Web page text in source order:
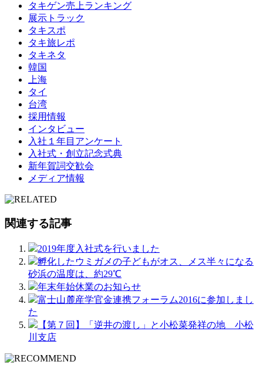
タキゲン売上ランキング
展示トラック
タキスポ
タキ旅レポ
タキネタ
韓国
上海
タイ
台湾
採用情報
インタビュー
入社１年目アンケート
入社式・創立記念式典
新年賀詞交歓会
メディア情報
関連する記事
2019年度入社式を行いました
孵化したウミガメの子どもがオス、メス半々になる
砂浜の温度は、約29℃
年末年始休業のお知らせ
富士山麓産学官金連携フォーラム2016に参加しまし
た
【第７回】「逆井の渡し」と小松菜発祥の地 小松
川支店